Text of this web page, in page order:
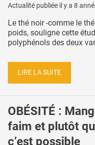
Actualité publiée il y a 8
Le thé noir -comme le
poids, souligne cette
polyphénols des deux
LIRE LA SUITE
OBÉSITÉ :
faim et plutôt
c’est possible